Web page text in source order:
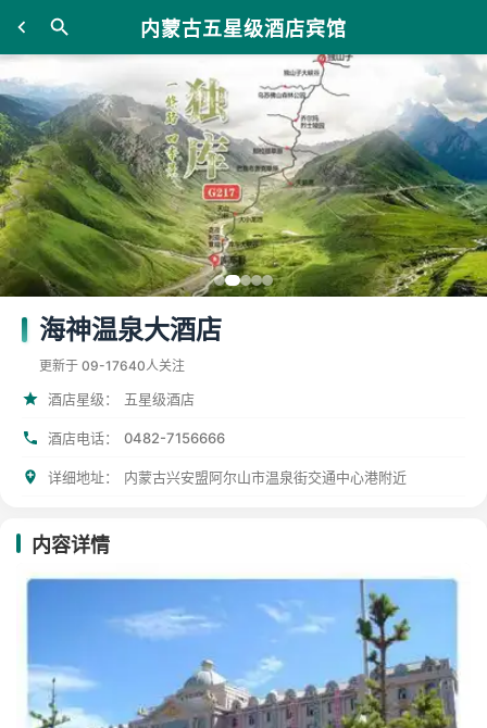
内蒙古五星级酒店宾馆
海神温泉大酒店
更新于 09-17640人关注
酒店星级： 五星级酒店
酒店电话： 0482-7156666
详细地址： 内蒙古兴安盟阿尔山市温泉街交通中心港附近
内容详情